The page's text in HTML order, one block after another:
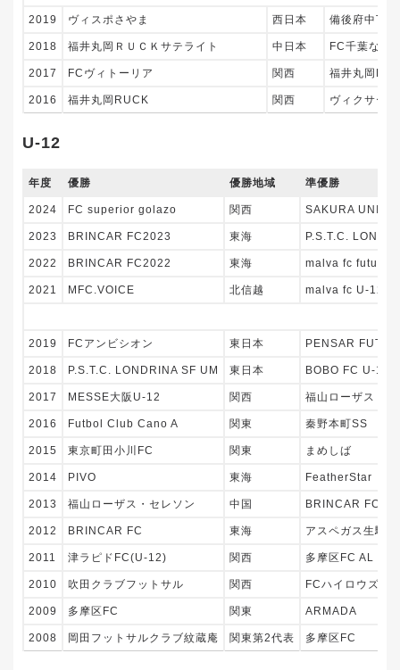
2019 ヴィスポさやま 西日本 備後府中
2018 福井丸岡ＲＵＣＫサテライト 中日本 FC千葉なの
2017 FCヴィトーリア 関西 福井丸岡
2016 福井丸岡RUCK 関西 ヴィクサー
U-12
年度 優勝 優勝地域 準優勝
2024 FC superior golazo 関西 SAKURA
2023 BRINCAR FC2023 東海 P.S.T.C.
2022 BRINCAR FC2022 東海 malva fc future A
2021 MFC.VOICE 北信越 malva fc U-12
2019 FCアンビシオン 東日本 PENSAR
2018 P.S.T.C. LONDRINA SF UM 東日本 BOBO FC U-11
2017 MESSE大阪U-12 関西 福山ローザス・
2016 Futbol Club Cano A 関東 秦野本町SS
2015 東京町田小川FC 関東 まめしば
2014 PIVO 東海 FeatherStar
2013 福山ローザス・セレソン 中国 BRINCAR FC U-
2012 BRINCAR FC 東海 アスペガス生駒
2011 津ラピドFC(U-12) 関西 多摩区FC AL
2010 吹田クラブフットサル 関西 FCハイロウズ東
2009 多摩区FC 関東 ARMADA
2008 岡田フットサルクラブ紋蔵庵 関東第2代表 多摩区FC